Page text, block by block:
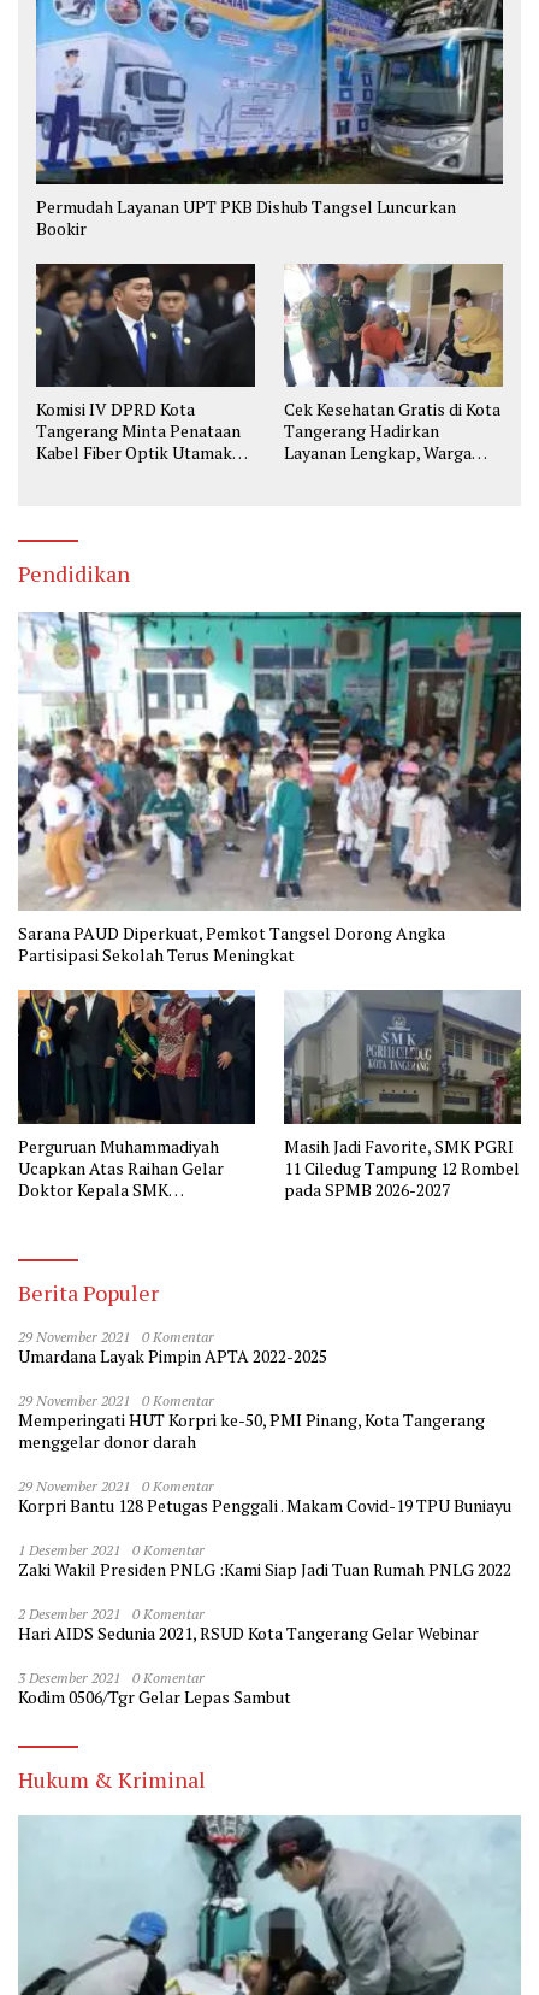
Permudah Layanan UPT PKB Dishub Tangsel Luncurkan
Bookir
Komisi IV DPRD Kota
Tangerang Minta Penataan
Kabel Fiber Optik Utamakan
Cek Kesehatan Gratis di Kota
Tangerang Hadirkan
Layanan Lengkap, Warga
Pendidikan
Sarana PAUD Diperkuat, Pemkot Tangsel Dorong Angka
Partisipasi Sekolah Terus Meningkat
Perguruan Muhammadiyah
Ucapkan Atas Raihan Gelar
Doktor Kepala SMK
Masih Jadi Favorite, SMK PGRI
11 Ciledug Tampung 12 Rombel
pada SPMB 2026-2027
Berita Populer
29 November 2021 0 Komentar
Umardana Layak Pimpin APTA 2022-2025
29 November 2021 0 Komentar
Memperingati HUT Korpri ke-50, PMI Pinang, Kota Tangerang
menggelar donor darah
29 November 2021 0 Komentar
Korpri Bantu 128 Petugas Penggali . Makam Covid-19 TPU Buniayu
1 Desember 2021 0 Komentar
Zaki Wakil Presiden PNLG :Kami Siap Jadi Tuan Rumah PNLG 2022
2 Desember 2021 0 Komentar
Hari AIDS Sedunia 2021, RSUD Kota Tangerang Gelar Webinar
3 Desember 2021 0 Komentar
Kodim 0506/Tgr Gelar Lepas Sambut
Hukum & Kriminal